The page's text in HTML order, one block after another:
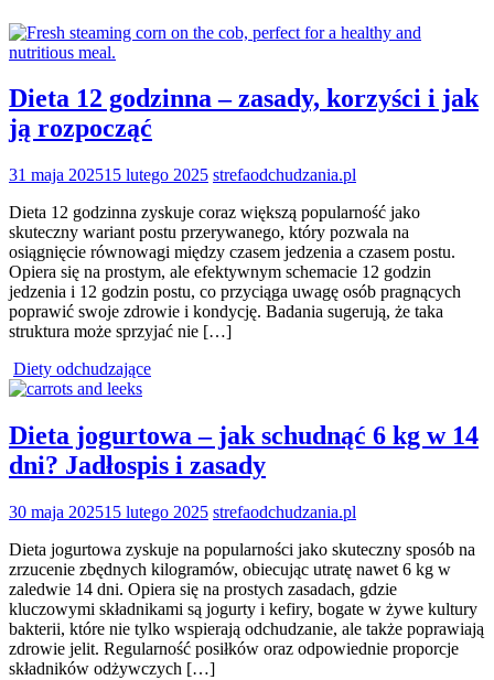
Dieta 12 godzinna – zasady, korzyści i jak
ją rozpocząć
31 maja 202515 lutego 2025 strefaodchudzania.pl
Dieta 12 godzinna zyskuje coraz większą popularność jako
skuteczny wariant postu przerywanego, który pozwala na
osiągnięcie równowagi między czasem jedzenia a czasem postu.
Opiera się na prostym, ale efektywnym schemacie 12 godzin
jedzenia i 12 godzin postu, co przyciąga uwagę osób pragnących
poprawić swoje zdrowie i kondycję. Badania sugerują, że taka
struktura może sprzyjać nie […]
Diety odchudzające
Dieta jogurtowa – jak schudnąć 6 kg w 14
dni? Jadłospis i zasady
30 maja 202515 lutego 2025 strefaodchudzania.pl
Dieta jogurtowa zyskuje na popularności jako skuteczny sposób na
zrzucenie zbędnych kilogramów, obiecując utratę nawet 6 kg w
zaledwie 14 dni. Opiera się na prostych zasadach, gdzie
kluczowymi składnikami są jogurty i kefiry, bogate w żywe kultury
bakterii, które nie tylko wspierają odchudzanie, ale także poprawiają
zdrowie jelit. Regularność posiłków oraz odpowiednie proporcje
składników odżywczych […]